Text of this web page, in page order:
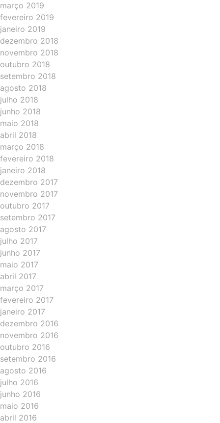
março 2019
fevereiro 2019
janeiro 2019
dezembro 2018
novembro 2018
outubro 2018
setembro 2018
agosto 2018
julho 2018
junho 2018
maio 2018
abril 2018
março 2018
fevereiro 2018
janeiro 2018
dezembro 2017
novembro 2017
outubro 2017
setembro 2017
agosto 2017
julho 2017
junho 2017
maio 2017
abril 2017
março 2017
fevereiro 2017
janeiro 2017
dezembro 2016
novembro 2016
outubro 2016
setembro 2016
agosto 2016
julho 2016
junho 2016
maio 2016
abril 2016